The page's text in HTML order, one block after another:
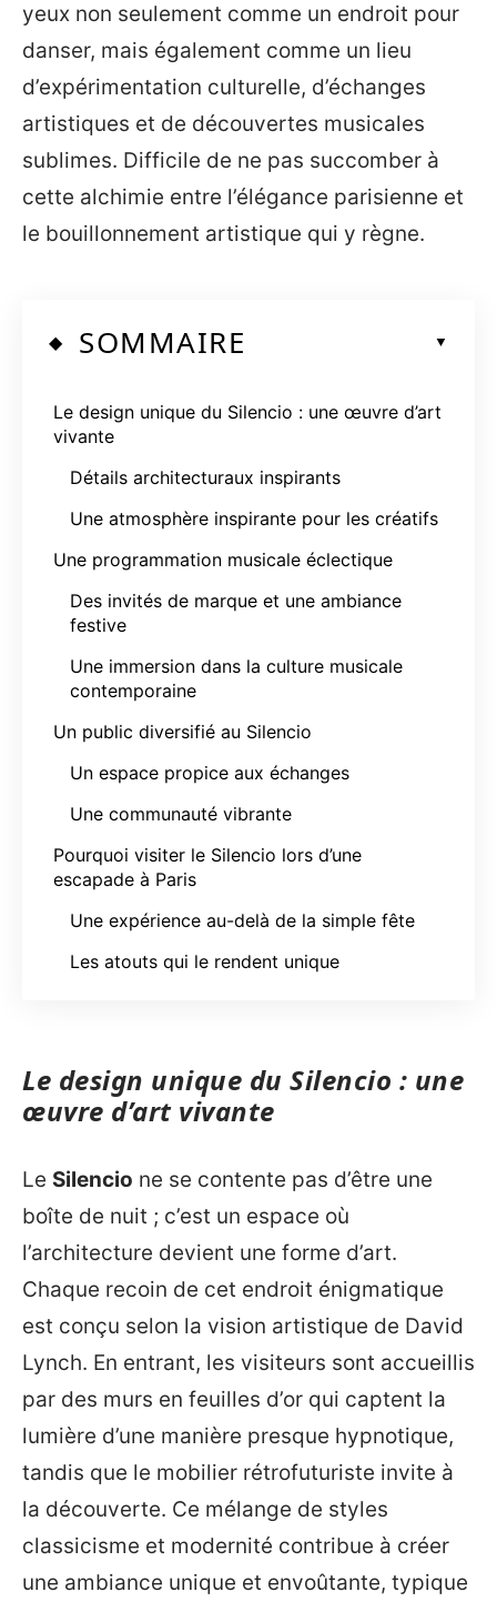
yeux non seulement comme un endroit pour
danser, mais également comme un lieu
d’expérimentation culturelle, d’échanges
artistiques et de découvertes musicales
sublimes. Difficile de ne pas succomber à
cette alchimie entre l’élégance parisienne et
le bouillonnement artistique qui y règne.
SOMMAIRE
Le design unique du Silencio : une œuvre d’art
vivante
Détails architecturaux inspirants
Une atmosphère inspirante pour les créatifs
Une programmation musicale éclectique
Des invités de marque et une ambiance
festive
Une immersion dans la culture musicale
contemporaine
Un public diversifié au Silencio
Un espace propice aux échanges
Une communauté vibrante
Pourquoi visiter le Silencio lors d’une
escapade à Paris
Une expérience au-delà de la simple fête
Les atouts qui le rendent unique
Le design unique du Silencio : une
œuvre d’art vivante
Le Silencio ne se contente pas d’être une
boîte de nuit ; c’est un espace où
l’architecture devient une forme d’art.
Chaque recoin de cet endroit énigmatique
est conçu selon la vision artistique de David
Lynch. En entrant, les visiteurs sont accueillis
par des murs en feuilles d’or qui captent la
lumière d’une manière presque hypnotique,
tandis que le mobilier rétrofuturiste invite à
la découverte. Ce mélange de styles
classicisme et modernité contribue à créer
une ambiance unique et envoûtante, typique